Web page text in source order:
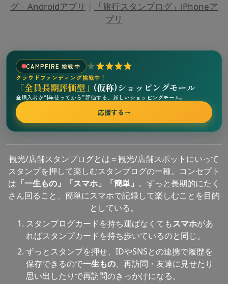
グ」Androidアプリ |
「旅行スタンプログ」iPhoneア
プリ
CAMPFIRE 挑戦中
クラウドファンディング挑戦中！
「全員長期評価型」 (仮称)ショッピングモール
全購入者が“1年使ってから”評価する、新しいショッピングモール。
応援する→
観光/店舗スタンプログとは＝観光/店舗スポットにいって
スタンプを押して楽しむスタンプログの一種。コンセプト
は 「一生もの」「スマホ」「簡単」 。ずっと長期的にたく
さん回ること、簡単にスマホで記録して楽しむことを目的
としている。
スタンプログカードを持ち運ばなくてもスマホがあ
ればスタンプカードを持ち歩いているのと同じ。
ずっとスタンプを押せ、IDやSNSとの連携で履歴を
保存できるので一生もの、再訪問・友達に見せたり
思い出したりで再訪問のきっかけになる。